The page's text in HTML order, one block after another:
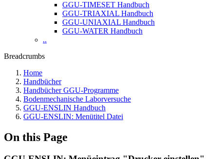
GGU-TIMESET Handbuch
GGU-TRIAXIAL Handbuch
GGU-UNIAXIAL Handbuch
GGU-WATER Handbuch
..
Breadcrumbs
Home
Handbücher
Handbücher GGU-Programme
Bodenmechanische Laborversuche
GGU-ENSLIN Handbuch
GGU-ENSLIN: Menütitel Datei
On this Page